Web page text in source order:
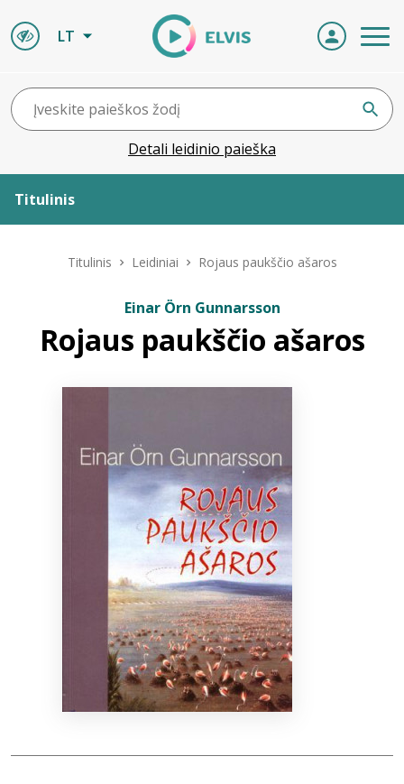
LT
Detali leidinio paieška
Titulinis
ELVIS atvyksta
Bibliotekoms
+370 667 80 541
info@elvislab.lt
Titulinis Leidiniai Rojaus paukščio ašaros
Einar Örn Gunnarsson
Rojaus paukščio ašaros